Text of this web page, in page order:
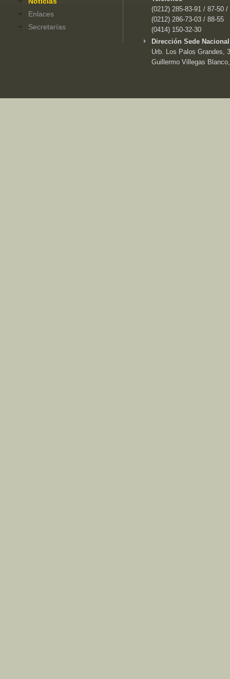
Enlaces
Secretarías
(0212) 285-83-91 / 87-50 /
(0212) 286-73-03 / 88-55
(0414) 150-32-30
Dirección Sede
Urb. Los Palos Grandes,
Guillermo Villegas